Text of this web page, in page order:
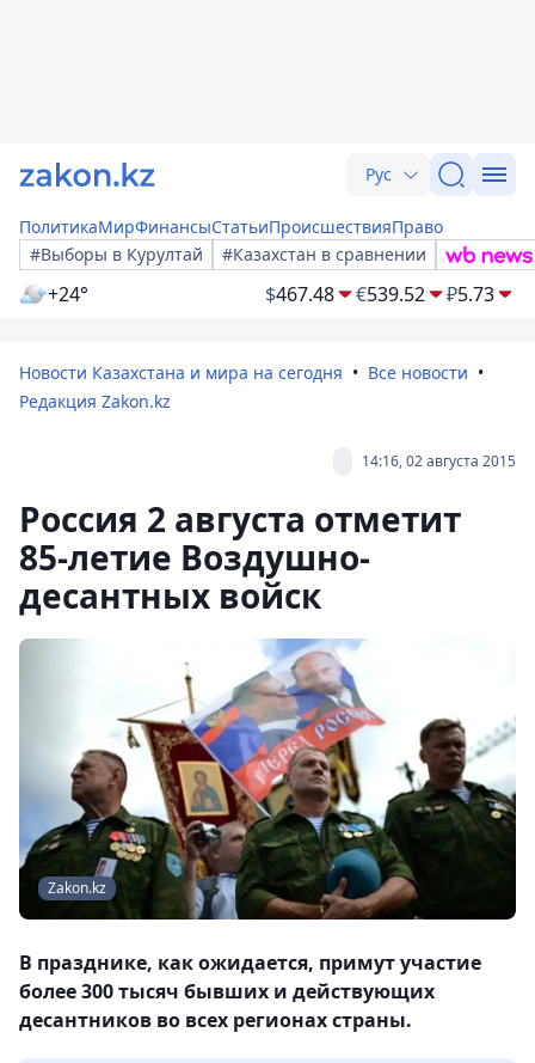
Рус
ПолитикаМирФинансыСтатьиПроисшествияПраво
#Выборы в Курултай
#Казахстан в сравнении
+24° $467.48 €539.52 ₽5.73
Новости Казахстана и мира на сегодня
Все новости
Редакция Zakon.kz
14:16, 02 августа 2015
Россия 2 августа отметит
85-летие Воздушно-
десантных войск
Zakon.kz
В празднике, как ожидается, примут участие
более 300 тысяч бывших и действующих
десантников во всех регионах страны.